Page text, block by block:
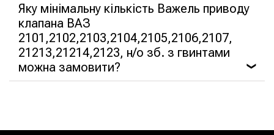
Яку мінімальну кількість Важель приводу
клапана ВАЗ
2101,2102,2103,2104,2105,2106,2107,
21213,21214,2123, н/о зб. з гвинтами
можна замовити?
❯